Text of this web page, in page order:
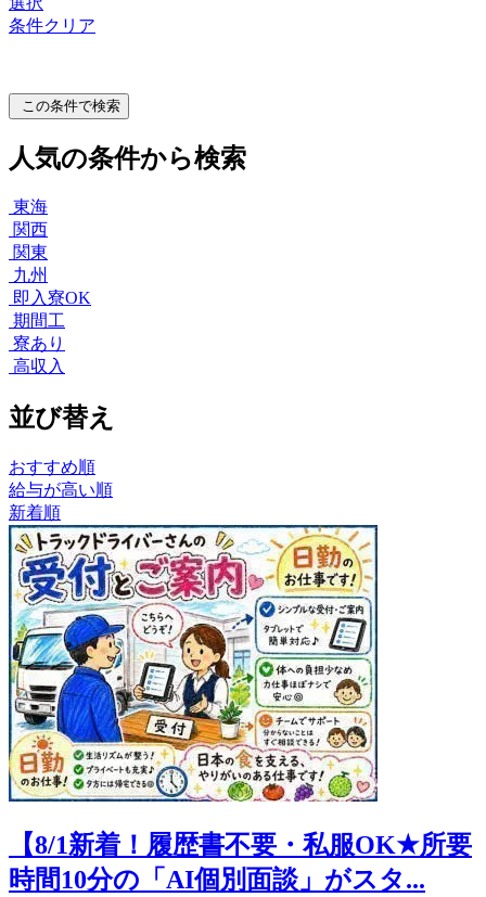
条件クリア
この条件で検索
人気の条件から検索
東海
関西
関東
九州
即入寮OK
期間工
寮あり
高収入
並び替え
おすすめ順
給与が高い順
新着順
【8/1新着！履歴書不要・私服OK★所要
時間10分の「AI個別面談」がスタ...